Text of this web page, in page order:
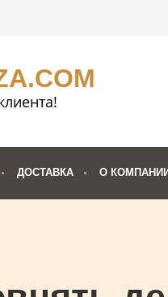
ДОСТАВКА О КОМПАНИИ